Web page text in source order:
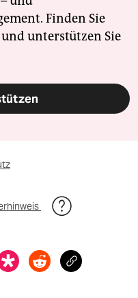
Finden Sie
unterstützen Sie